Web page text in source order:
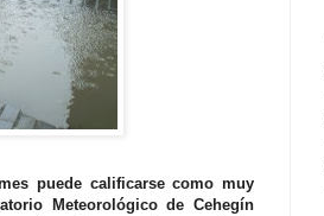
puede calificarse como muy
Meteorológico de Cehegín